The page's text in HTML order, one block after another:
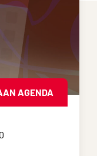
AGENDA